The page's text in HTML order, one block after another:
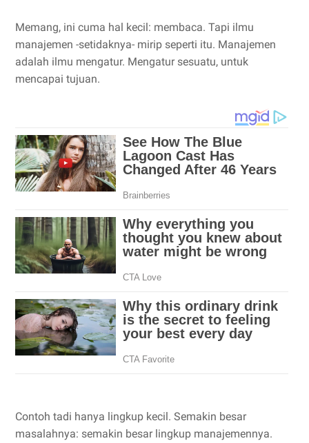
Memang, ini cuma hal kecil: membaca. Tapi ilmu
manajemen -setidaknya- mirip seperti itu. Manajemen
adalah ilmu mengatur. Mengatur sesuatu, untuk
mencapai tujuan.
Contoh tadi hanya lingkup kecil. Semakin besar
masalahnya: semakin besar lingkup manajemennya.